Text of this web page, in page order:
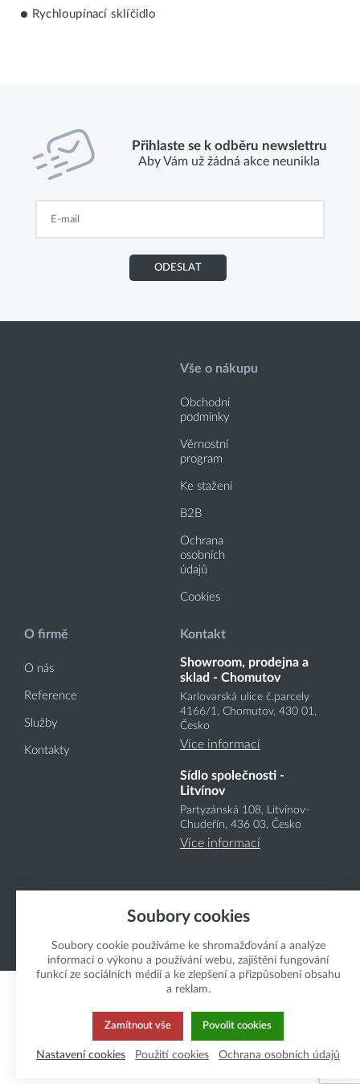
Rychloupínací sklíčidlo
Přihlaste se k odběru newslettru
Aby Vám už žádná akce neunikla
ODESLAT
Vše o nákupu
Obchodní
podmínky
Věrnostní
program
Ke stažení
B2B
Ochrana
osobních
údajů
Cookies
O firmě
O nás
Reference
Služby
Kontakty
Kontakt
Showroom, prodejna a
sklad - Chomutov
Karlovarská ulice č.parcely
4166/1, Chomutov, 430 01,
Česko
Více informací
Sídlo společnosti -
Litvínov
Partyzánská 108, Litvínov-
Chudeřín, 436 03, Česko
Více informací
Copyright Boukal.CZ 2026
Soubory cookies
Soubory cookie používáme ke shromažďování a analýze
informací o výkonu a používání webu, zajištění fungování
funkcí ze sociálních médií a ke zlepšení a přizpůsobení obsahu
a reklam.
Zamítnout vše Povolit cookies
Nastavení cookies Použití cookies Ochrana osobních údajů